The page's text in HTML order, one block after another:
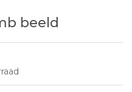
beeld